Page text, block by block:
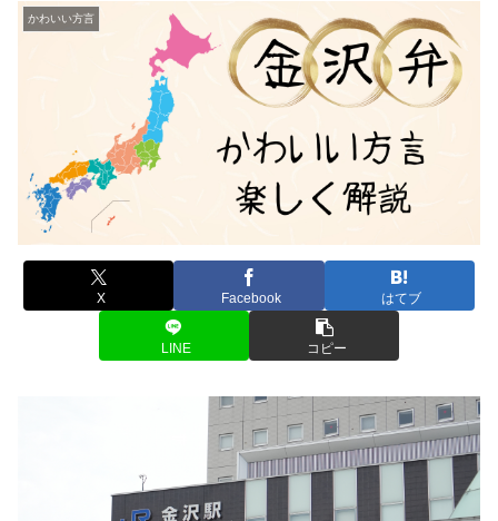
かわいい方言
X Facebook はてブ
LINE コピー